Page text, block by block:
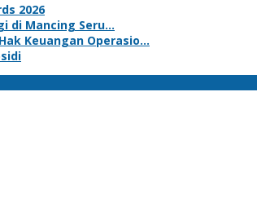
2026
di Mancing Seru…
Keuangan Operasio…